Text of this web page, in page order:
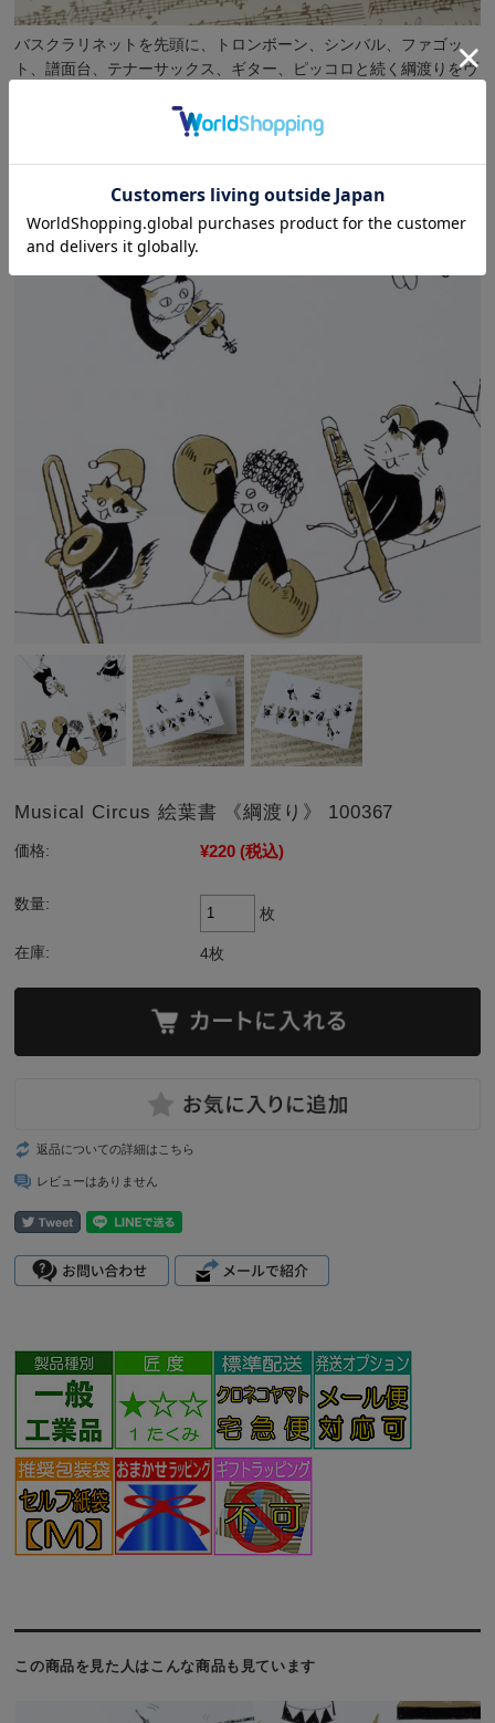
バスクラリネットを先頭に、トロンボーン、シンバル、ファゴッ
ト、譜面台、テナーサックス、ギター、ピッコロと続く綱渡りをヴ
ジを演奏中だと思います。
Musical Circusシリーズは こちらです。
Musical Circus 絵葉書 《綱渡り》 100367
価格: ¥220 (税込)
数量:
枚
在庫: 4枚
返品についての詳細はこちら
レビューはありません
この商品を見た人はこんな商品も見ています